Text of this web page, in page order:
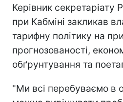
Керівник секретаріату
при Кабміні закликав
тарифну політику на
прогнозованості,
обґрунтування та
"Ми всі перебуваємо в